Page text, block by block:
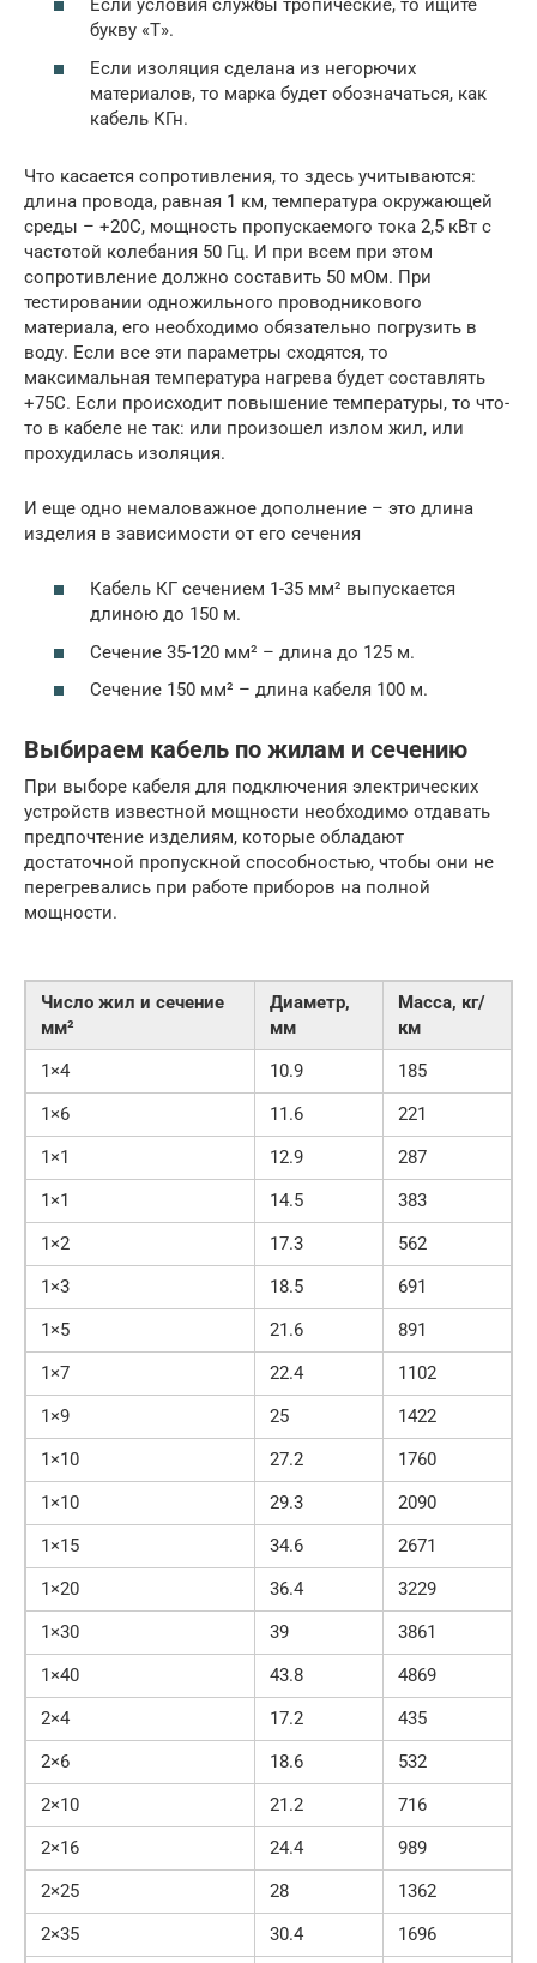
Если условия службы тропические, то ищите
букву «Т».
Если изоляция сделана из негорючих
материалов, то марка будет обозначаться, как
кабель КГн.
Что касается сопротивления, то здесь учитываются:
длина провода, равная 1 км, температура окружающей
среды – +20С, мощность пропускаемого тока 2,5 кВт с
частотой колебания 50 Гц. И при всем при этом
сопротивление должно составить 50 мОм. При
тестировании одножильного проводникового
материала, его необходимо обязательно погрузить в
воду. Если все эти параметры сходятся, то
максимальная температура нагрева будет составлять
+75С. Если происходит повышение температуры, то что-
то в кабеле не так: или произошел излом жил, или
прохудилась изоляция.
И еще одно немаловажное дополнение – это длина
изделия в зависимости от его сечения
Кабель КГ сечением 1-35 мм² выпускается
длиною до 150 м.
Сечение 35-120 мм² – длина до 125 м.
Сечение 150 мм² – длина кабеля 100 м.
Выбираем кабель по жилам и сечению
При выборе кабеля для подключения электрических
устройств известной мощности необходимо отдавать
предпочтение изделиям, которые обладают
достаточной пропускной способностью, чтобы они не
перегревались при работе приборов на полной
мощности.
Число жил и сечение
мм²
Диаметр,
мм
Масса, кг/
км
1×4
10.9
185
1×6
11.6
221
1×1
12.9
287
1×1
14.5
383
1×2
17.3
562
1×3
18.5
691
1×5
21.6
891
1×7
22.4
1102
1×9
25
1422
1×10
27.2
1760
1×10
29.3
2090
1×15
34.6
2671
1×20
36.4
3229
1×30
39
3861
1×40
43.8
4869
2×4
17.2
435
2×6
18.6
532
2×10
21.2
716
2×16
24.4
989
2×25
28
1362
2×35
30.4
1696